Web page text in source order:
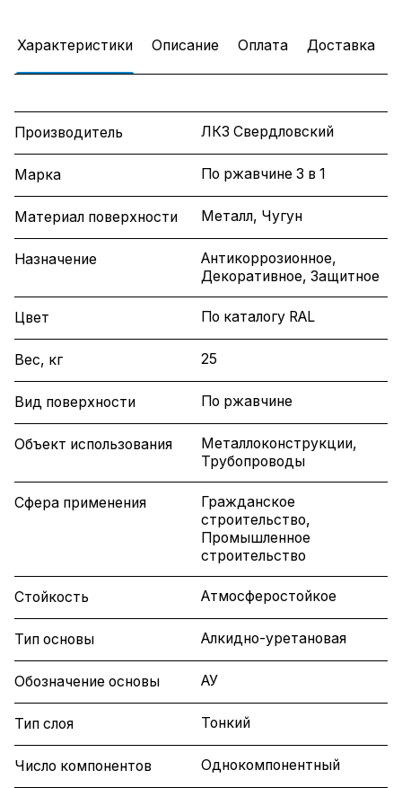
Характеристики Описание Оплата Доставка
Производитель ЛКЗ Свердловский
Марка По ржавчине 3 в 1
Материал поверхности Металл, Чугун
Назначение
Антикоррозионное,
Декоративное, Защитное
Цвет По каталогу RAL
Вес, кг 25
Вид поверхности По ржавчине
Объект использования
Металлоконструкции,
Трубопроводы
Сфера применения
Гражданское
строительство,
Промышленное
строительство
Стойкость Атмосферостойкое
Тип основы Алкидно-уретановая
Обозначение основы АУ
Тип слоя Тонкий
Число компонентов Однокомпонентный